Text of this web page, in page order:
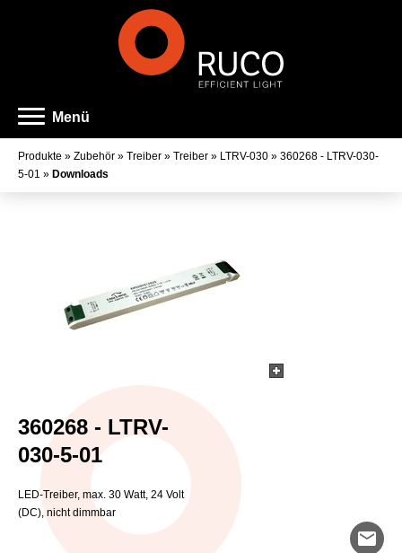
Menü
Produkte » Zubehör » Treiber » Treiber » LTRV-030 » 360268 - LTRV-030-
5-01 » Downloads
360268 - LTRV-
030-5-01
LED-Treiber, max. 30 Watt, 24 Volt
(DC), nicht dimmbar
mail